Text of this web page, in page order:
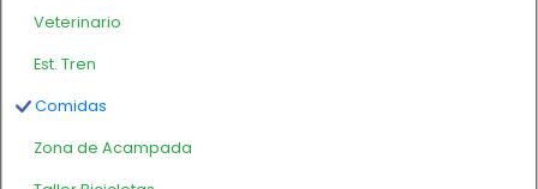
Veterinario
Est. Tren
Comidas
Zona de Acampada